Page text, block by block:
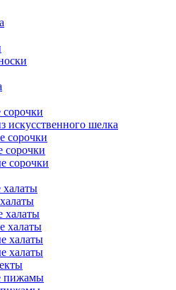
искусственного шелка
сорочки
сорочки
сорочки
халаты
халаты
халаты
халаты
пижамы